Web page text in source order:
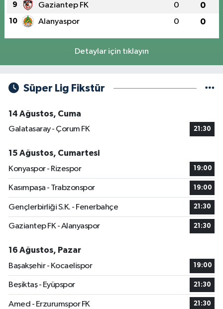
9 Gaziantep FK 0 0
10 Alanyaspor 0 0
Detaylar için tıklayın
Süper Lig Fikstür
14 Ağustos, Cuma
Galatasaray - Çorum FK
21:30
15 Ağustos, Cumartesi
Konyaspor - Rizespor
19:00
Kasımpaşa - Trabzonspor 19:00
Gençlerbirliği S.K. - Fenerbahçe 21:30
Gaziantep FK - Alanyaspor 21:30
16 Ağustos, Pazar
Başakşehir - Kocaelispor
19:00
Beşiktaş - Eyüpspor 21:30
Amed - Erzurumspor FK 21:30